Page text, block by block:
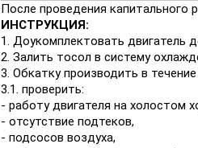
После проведения
ИНСТРУКЦИЯ:
1. Доукомплектовать двигатель
2. Залить тосол в систему
3. Обкатку производить в
3.1. проверить:
- работу двигателя на холостом
- отсутствие подтеков,
- подсосов воздуха,